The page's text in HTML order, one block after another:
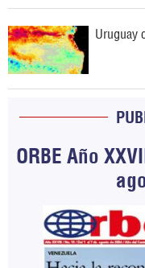
Uruguay
ORBE Año